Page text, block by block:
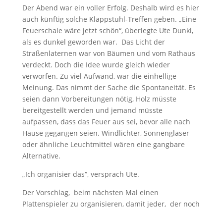
Der Abend war ein voller Erfolg. Deshalb wird es hier
auch künftig solche Klappstuhl-Treffen geben. „Eine
Feuerschale wäre jetzt schön“, überlegte Ute Dunkl,
als es dunkel geworden war. Das Licht der
Straßenlaternen war von Bäumen und vom Rathaus
verdeckt. Doch die Idee wurde gleich wieder
verworfen. Zu viel Aufwand, war die einhellige
Meinung. Das nimmt der Sache die Spontaneität. Es
seien dann Vorbereitungen nötig, Holz müsste
bereitgestellt werden und jemand müsste
aufpassen, dass das Feuer aus sei, bevor alle nach
Hause gegangen seien. Windlichter, Sonnengläser
oder ähnliche Leuchtmittel wären eine gangbare
Alternative.
„Ich organisier das“, versprach Ute.
Der Vorschlag, beim nächsten Mal einen
Plattenspieler zu organisieren, damit jeder, der noch